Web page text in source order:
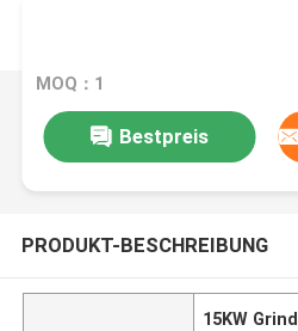
MOQ：1
Bestpreis
PRODUKT-BESCHREIBUNG
15KW